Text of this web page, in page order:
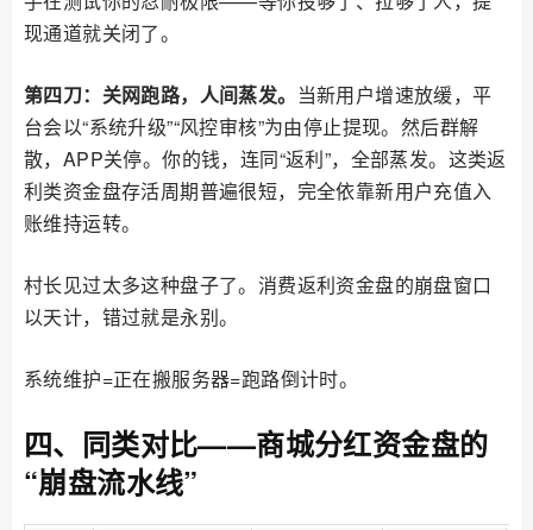
现通道就关闭了。
第四刀：关网跑路，人间蒸发。 当新用户增速放缓，平
台会以“系统升级”“风控审核”为由停止提现。然后群解
散，APP关停。你的钱，连同“返利”，全部蒸发。这类返
利类资金盘存活周期普遍很短，完全依靠新用户充值入
账维持运转。
村长见过太多这种盘子了。消费返利资金盘的崩盘窗口
以天计，错过就是永别。
系统维护=正在搬服务器=跑路倒计时。
四、同类对比——商城分红资金盘的
“崩盘流水线”